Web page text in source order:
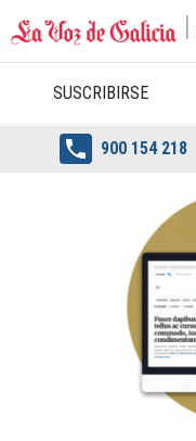
SUSCRIBIRSE
 900 154 218